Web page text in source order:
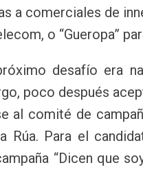
a comerciales de
o “Gueropa”
desafío era
poco después
al comité de
Rúa. Para el
“Dicen que